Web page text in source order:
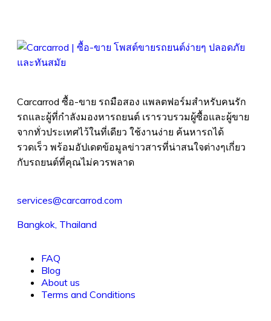
Carcarrod ซื้อ-ขาย รถมือสอง แพลตฟอร์มสำหรับคนรัก
รถและผู้ที่กำลังมองหารถยนต์ เรารวบรวมผู้ซื้อและผู้ขาย
จากทั่วประเทศไว้ในที่เดียว ใช้งานง่าย ค้นหารถได้
รวดเร็ว พร้อมอัปเดตข้อมูลข่าวสารที่น่าสนใจต่างๆเกี่ยว
กับรถยนต์ที่คุณไม่ควรพลาด
services@carcarrod.com
Bangkok, Thailand
FAQ
Blog
About us
Terms and Conditions